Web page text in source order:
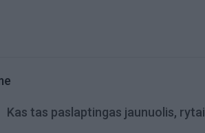
Kas tas paslaptingas jaunuolis,